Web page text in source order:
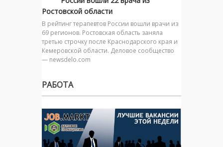
Ростовской области
В рейтинг терапевтов России вошли врачи из
69 регионов. Ростовская область заняла
третью строчку после Краснодарского края и
Кемеровской области. Деловое сообщество
— newsdelo.com
РАБОТА